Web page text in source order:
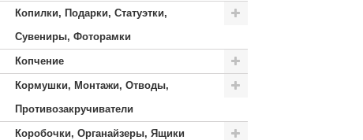
Копилки, Подарки, Статуэтки,
Сувениры, Фоторамки
Копчение
Кормушки, Монтажи, Отводы,
Противозакручиватели
Коробочки, Органайзеры, Ящики